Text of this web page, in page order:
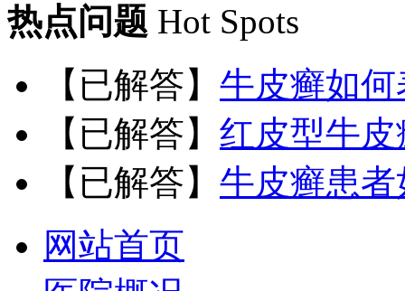
热点问题 Hot Spots
【已解答】 牛皮癣如
【已解答】 红皮型牛
【已解答】 牛皮癣患
网站首页